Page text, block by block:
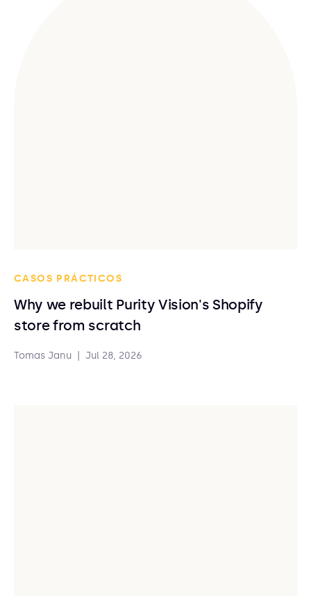
CASOS PRÁCTICOS
Why we rebuilt Purity Vision's Shopify
store from scratch
Tomas Janu Jul 28, 2026